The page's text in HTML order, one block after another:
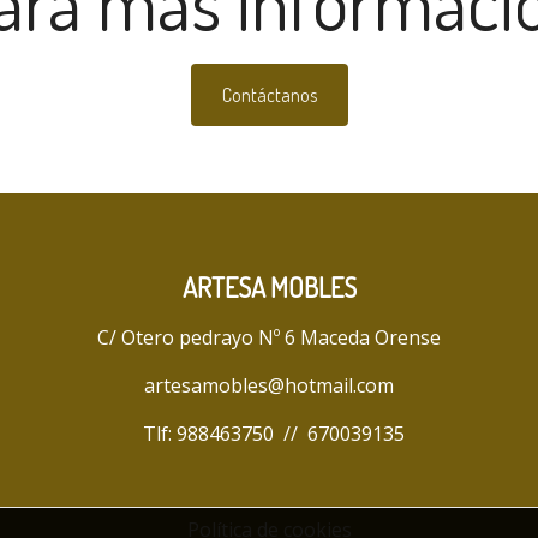
Contáctanos
ARTESA MOBLES
C/ Otero pedrayo Nº 6 Maceda Orense
artesamobles@hotmail.com
Tlf: 988463750 // 670039135